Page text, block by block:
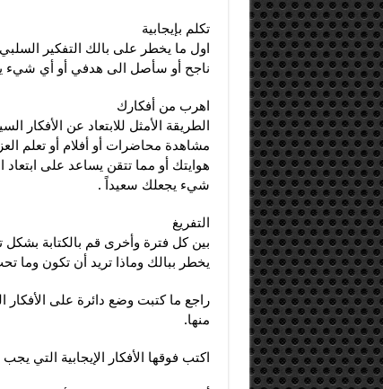
تكلم بإيجابية
اول ما يخطر على بالك التفكير
ناجح أو سأصل الى هدفي أو أي شيء
اهرب من أفكارك
الطريقة الأمثل للابتعاد عن الأفكار
مشاهدة محاضرات أو أفلام أو تعلم
هوايتك أو مما تتقن يساعد على
شيء يجعلك سعيداً .
التفريغ
بين كل فترة وأخرى قم بالكتابة
يخطر ببالك وماذا تريد أن تكون وما
راجع ما كتبت وضع دائرة على الأفكار
منها.
اكتب فوقها الأفكار الإيجابية التي